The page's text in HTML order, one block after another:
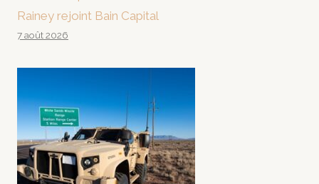
Rainey rejoint Bain Capital
7 août 2026